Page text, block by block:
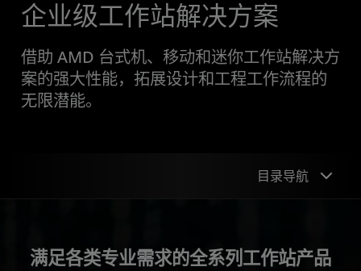
企业级工作站解决方案
借助 AMD 台式机、移动和迷你工作站解决方
案的强大性能，拓展设计和工程工作流程的
无限潜能。
目录导航
选择 AMD 的三大理由
满足各类专业需求的全系列工作站产品